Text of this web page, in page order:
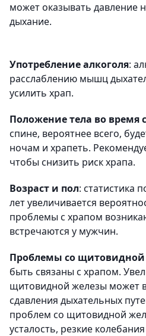
может оказывать давление
дыхание.
Употребление алкоголя:
расслаблению мышц
усилить храп.
Положение тела во время
спине, вероятнее всего,
ночам и храпеть.
чтобы снизить риск храпа.
Возраст и пол: статистика
лет увеличивается
проблемы с храпом
встречаются у мужчин.
Проблемы со щитовидной
быть связаны с храпом.
щитовидной железы может
сдавления дыхательных
проблем со щитовидной
усталость, резкие